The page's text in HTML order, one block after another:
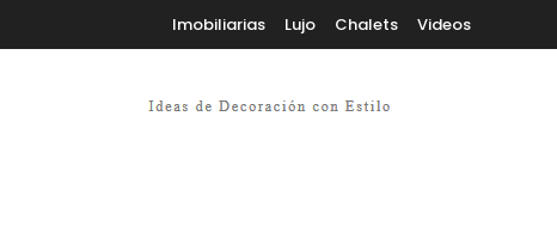
Imobiliarias Lujo Chalets Videos